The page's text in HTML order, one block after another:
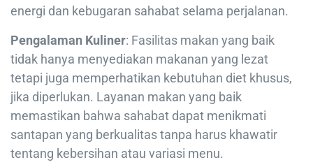
energi dan kebugaran sahabat selama perjalanan.
Pengalaman Kuliner: Fasilitas makan yang baik
tidak hanya menyediakan makanan yang lezat
tetapi juga memperhatikan kebutuhan diet khusus,
jika diperlukan. Layanan makan yang baik
memastikan bahwa sahabat dapat menikmati
santapan yang berkualitas tanpa harus khawatir
tentang kebersihan atau variasi menu.